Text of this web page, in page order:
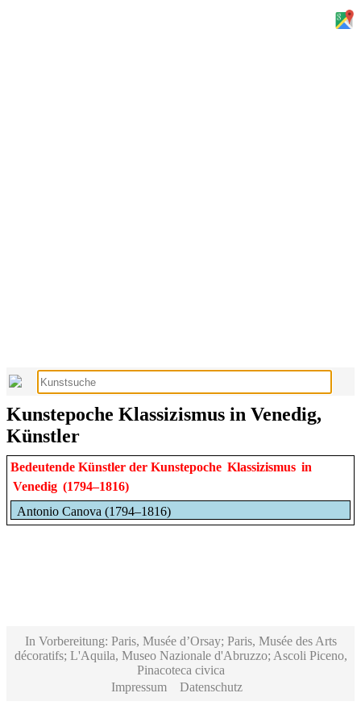
Kunstepoche Klassizismus in Venedig,
Künstler
Bedeutende Künstler der Kunstepoche Klassizismus in
Venedig (1794–1816)
Antonio Canova (1794–1816)
In Vorbereitung: Paris, Musée d’Orsay; Paris, Musée des Arts
décoratifs; L'Aquila, Museo Nazionale d'Abruzzo; Ascoli Piceno,
Pinacoteca civica
Impressum
Datenschutz